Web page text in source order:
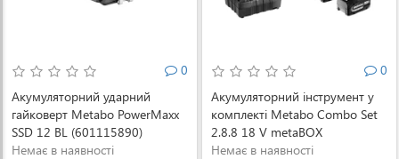
0
Акумуляторний ударний
гайковерт Metabo PowerMaxx
SSD 12 BL (601115890)
Немає в наявності
0
Акумуляторний інструмент у
комплекті Metabo Combo Set
2.8.8 18 V metaBOX
(685200000)
Немає в наявності